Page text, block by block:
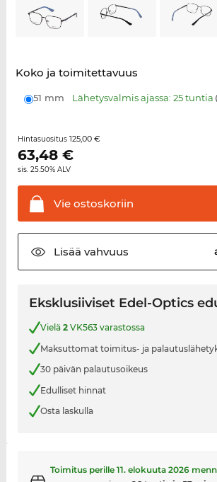
Koko ja toimitettavuus
51 mm Lähetysvalmis ajassa: 25 tuntia
Hintasuositus 125,00 €
63,48€
sis. 25.50% ALV
Vieostoskoriin
Lisää vahvuus
Eksklusiiviset Edel-Optics
Vielä 2VK563 varastossa
Maksuttomat toimitus- ja
30 päivän palautusoikeus
Edulliset hinnat
Osta laskulla
Toimitus perille 11. elokuuta 2026